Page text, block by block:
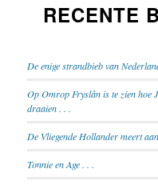
RECENTE
De enige strandbieb van
Op Omrop Fryslân is te zien hoe
draaien . . .
De Vliegende Hollander meert
Tonnie en Age . . .